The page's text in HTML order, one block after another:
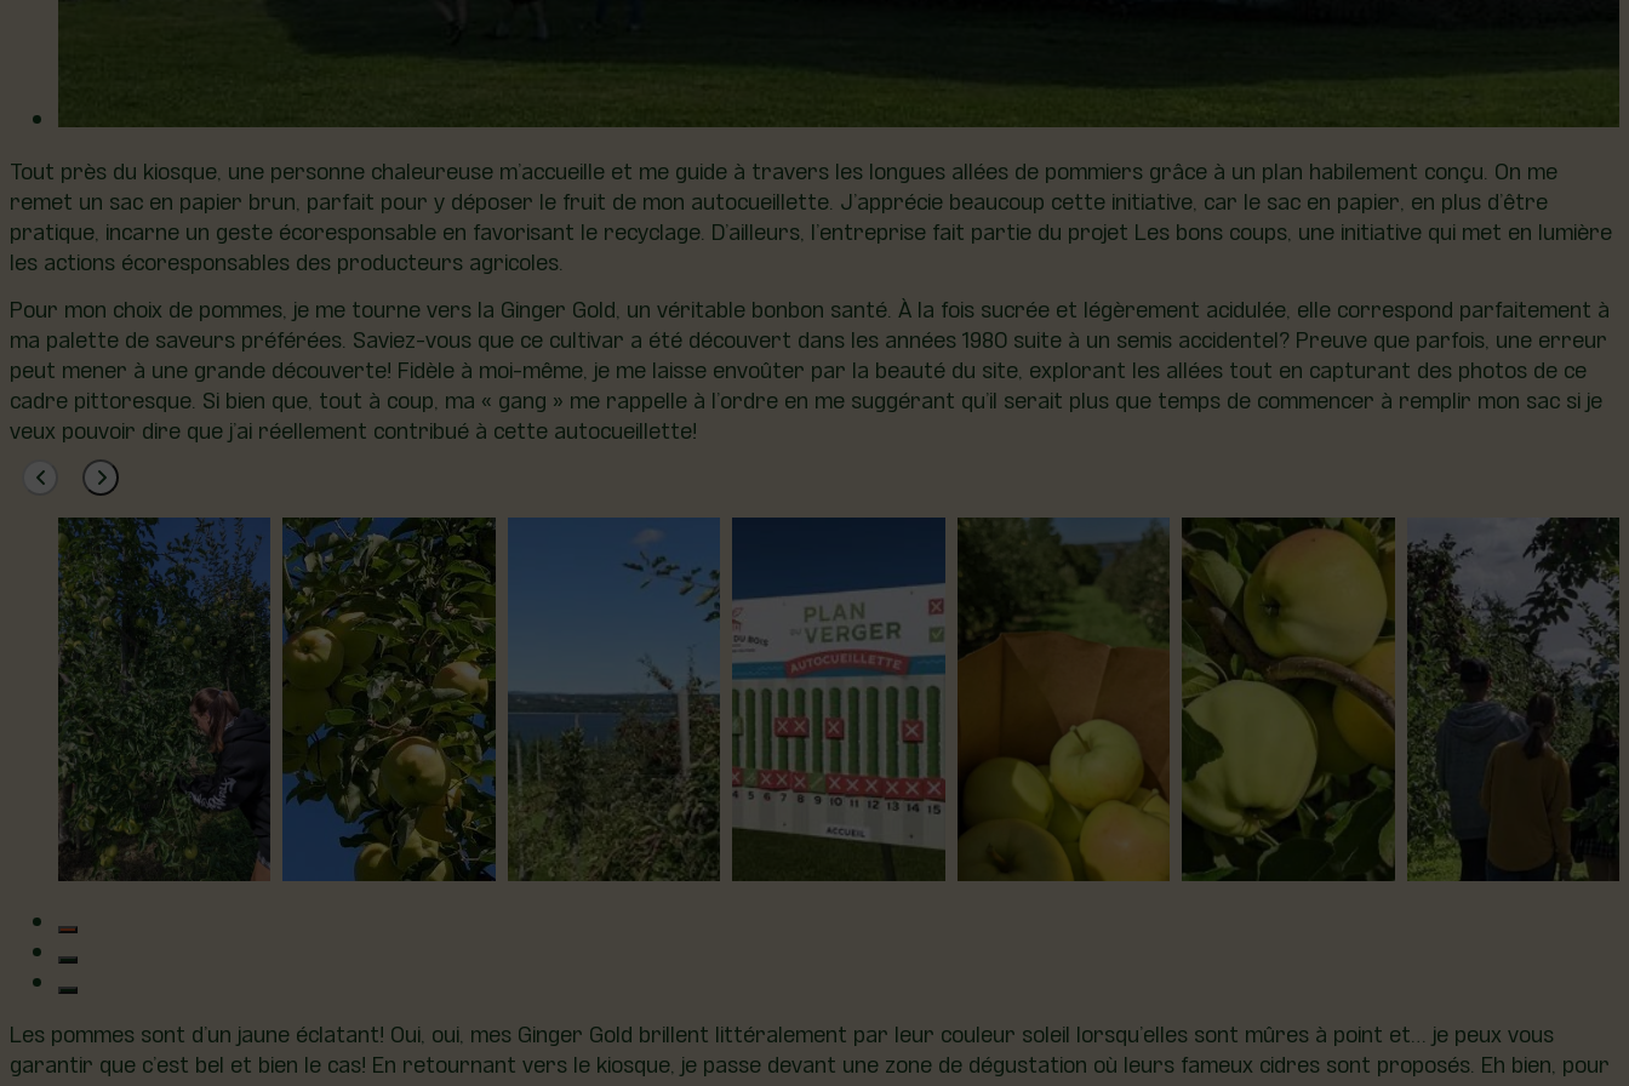
Tout près du kiosque, une personne chaleureuse m’accueille et me guide à travers les longues allées de pommiers grâce à un plan habilement conçu. On me
remet un sac en papier brun, parfait pour y déposer le fruit de mon autocueillette. J’apprécie beaucoup cette initiative, car le sac en papier, en plus d’être
pratique, incarne un geste écoresponsable en favorisant le recyclage. D’ailleurs, l’entreprise fait partie du projet Les bons coups, une initiative qui met en lumière
les actions écoresponsables des producteurs agricoles.
Pour mon choix de pommes, je me tourne vers la Ginger Gold, un véritable bonbon santé. À la fois sucrée et légèrement acidulée, elle correspond parfaitement à
ma palette de saveurs préférées. Saviez-vous que ce cultivar a été découvert dans les années 1980 suite à un semis accidentel? Preuve que parfois, une erreur
peut mener à une grande découverte! Fidèle à moi-même, je me laisse envoûter par la beauté du site, explorant les allées tout en capturant des photos de ce
cadre pittoresque. Si bien que, tout à coup, ma « gang » me rappelle à l’ordre en me suggérant qu’il serait plus que temps de commencer à remplir mon sac si je
veux pouvoir dire que j’ai réellement contribué à cette autocueillette!
Les pommes sont d’un jaune éclatant! Oui, oui, mes Ginger Gold brillent littéralement par leur couleur soleil lorsqu’elles sont mûres à point et… je peux vous
garantir que c’est bel et bien le cas! En retournant vers le kiosque, je passe devant une zone de dégustation où leurs fameux cidres sont proposés. Eh bien, pour